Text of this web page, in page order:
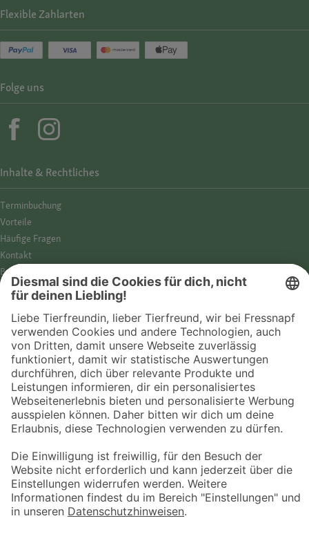
© 2026 Fressnapf Tiernahrungs GmbH
Westpreußenstraße 32-38
47809 Krefeld
Inhalte & Rechtliches
Termin­buchung
Vorteile
Häufige Fragen
Kontakt
Barrierefreiheit
Impressum
Datenschutz­hinweise
Cookies
AGB
Entdecke Fressnapf
Tierversicherung
GPS-Tracker
Fressnapf Salon
Online-Shop
Flexible Zahlarten
Folge uns